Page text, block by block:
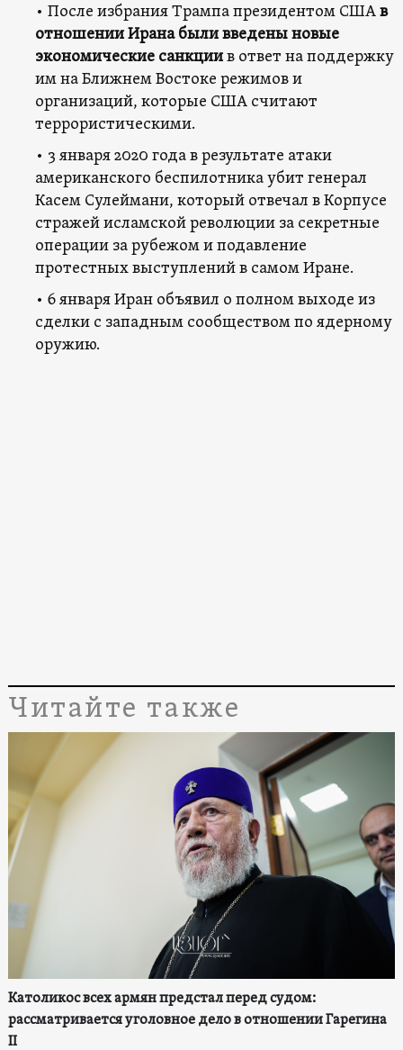
• После избрания Трампа президентом СШАв
отношении Ирана были введены новые
экономические санкциив ответ на поддержку
им на Ближнем Востоке режимов и
организаций, которые США считают
террористическими.
• 3 января 2020 года в результате атаки
американского беспилотника убит генерал
Касем Сулеймани, который отвечал в Корпусе
стражей исламской революции за секретные
операции за рубежом и подавление
протестных выступлений в самом Иране.
• 6 января Иран объявил о полном выходе из
сделки с западным сообществом по ядерному
оружию.
Читайте также
Католикос всех армян предстал перед судом:
рассматривается уголовное дело в отношении Гарегина
II